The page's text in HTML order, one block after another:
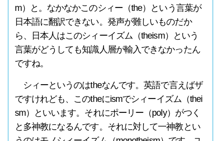
m）と。なかなかこのシィー（the）という言葉が
日本語に翻訳できない。発声が難しいものだか
ら、日本人はこのシィーイズム（theism）という
言葉がどうしても知識人層が輸入できなかったん
ですね。
シィーというのはtheなんです。英語で言えばザ
ですけれども、このtheにismでシィーイズム（thei
sm）といいます。それにポーリー（poly）がつく
と多神教になるんです。それに対して一神教とい